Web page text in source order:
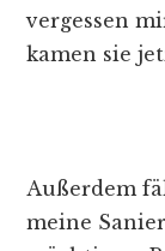
vergessen
kamen sie
Außerdem
meine